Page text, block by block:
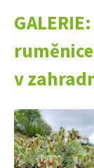
74 Kč
v